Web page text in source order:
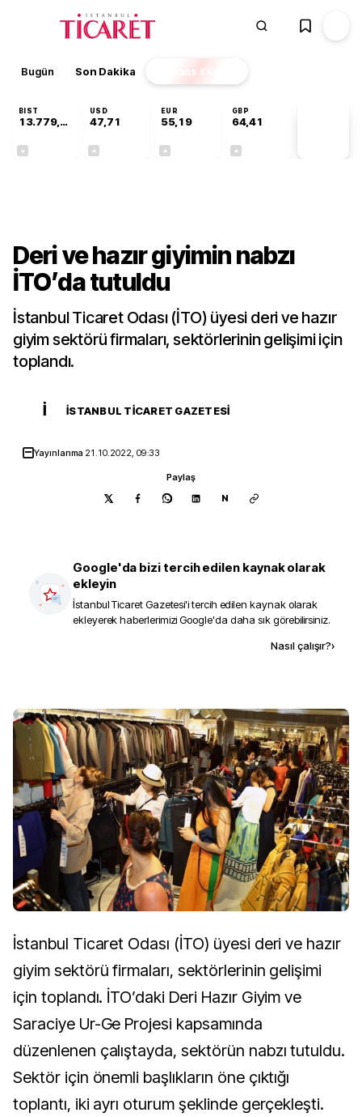
Bugün Son Dakika Finans EKSTRA
BIST
13.779,39
USD
47,71
EUR
55,19
GBP
64,41
Deri ve hazır giyimin nabzı
İTO’da tutuldu
İstanbul Ticaret Odası (İTO) üyesi deri ve hazır
giyim sektörü firmaları, sektörlerinin gelişimi için
toplandı.
İ İSTANBUL TICARET GAZETESI
Yayınlanma 21.10.2022, 09:33
Paylaş
N
Google'da bizi tercih edilen kaynak olarak
ekleyin
İstanbul Ticaret Gazetesi'i tercih edilen kaynak olarak
ekleyerek haberlerimizi Google'da daha sık görebilirsiniz.
Nasıl çalışır?›
İstanbul Ticaret Odası (İTO) üyesi deri ve hazır
giyim sektörü firmaları, sektörlerinin gelişimi
için toplandı. İTO’daki Deri Hazır Giyim ve
Saraciye Ur-Ge Projesi kapsamında
düzenlenen çalıştayda, sektörün nabzı tutuldu.
Sektör için önemli başlıkların öne çıktığı
toplantı, iki ayrı oturum şeklinde gerçekleşti.